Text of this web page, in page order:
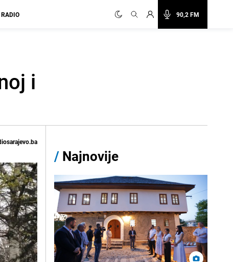
90,2 FM
RADIO
i
/ Najnovije